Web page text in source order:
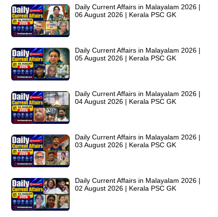
Daily Current Affairs in Malayalam 2026 |
06 August 2026 | Kerala PSC GK
Daily Current Affairs in Malayalam 2026 |
05 August 2026 | Kerala PSC GK
Daily Current Affairs in Malayalam 2026 |
04 August 2026 | Kerala PSC GK
Daily Current Affairs in Malayalam 2026 |
03 August 2026 | Kerala PSC GK
Daily Current Affairs in Malayalam 2026 |
02 August 2026 | Kerala PSC GK